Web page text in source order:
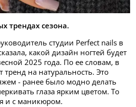
трендах сезона.
студии Perfect nails в
какой дизайн ногтей будет
2025 года. По ее словам, в
тренд на натуральность. Это
- ранее было модно делать
глаза ярким цветом. То
и с маникюром.